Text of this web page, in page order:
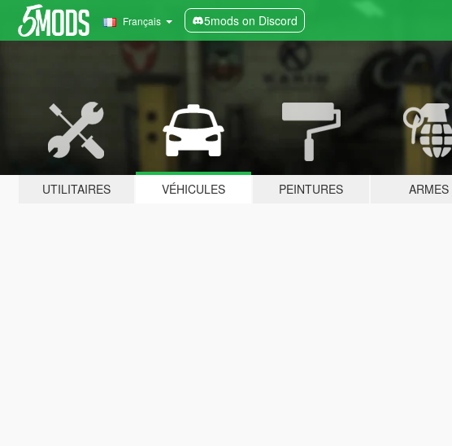
Français 5mods on Discord
UTILITAIRES VÉHICULES PEINTURES ARMES